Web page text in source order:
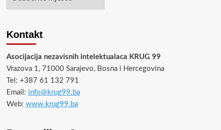
Kontakt
Asocijacija nezavisnih intelektualaca KRUG 99
Vrazova 1, 71000 Sarajevo, Bosna i Hercegovina
Tel: +387 61 132 791
Email: info@krug99.ba
Web: www.krug99.ba